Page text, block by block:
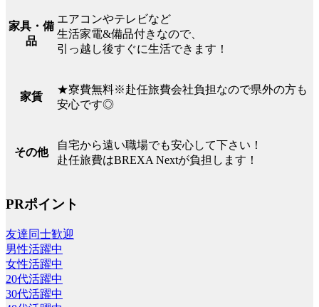
家具・備
品
エアコンやテレビなど
生活家電&備品付きなので、
引っ越し後すぐに生活できます！
家賃
★寮費無料※赴任旅費会社負担なので県外の方も
安心です◎
その他
自宅から遠い職場でも安心して下さい！
赴任旅費はBREXA Nextが負担します！
PRポイント
友達同士歓迎
男性活躍中
女性活躍中
20代活躍中
30代活躍中